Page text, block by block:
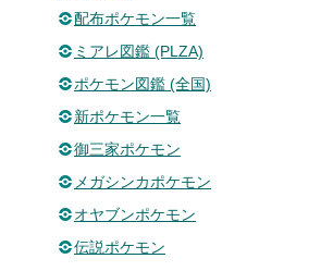
配布ポケモン一覧
ミアレ図鑑 (PLZA)
ポケモン図鑑 (全国)
新ポケモン一覧
御三家ポケモン
メガシンカポケモン
オヤブンポケモン
伝説ポケモン